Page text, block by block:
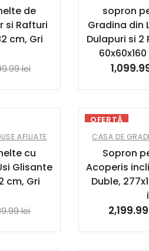
de
si Rafturi
cm, Gri
lei
sopron
Gradina din
Dulapuri si 2
AFILIATE
cu
Glisante
cm, Gri
lei
OFERTĂ
CASA DE
Sopron
Acoperis
Duble,
2,199.99